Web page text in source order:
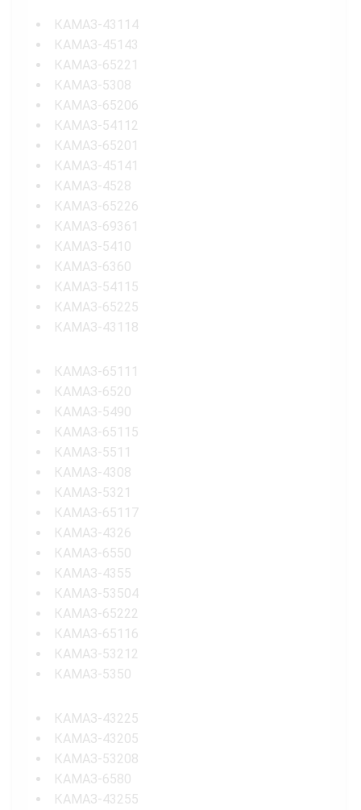
КАМАЗ-43114
КАМАЗ-45143
КАМАЗ-65221
КАМАЗ-5308
КАМАЗ-65206
КАМАЗ-54112
КАМАЗ-65201
КАМАЗ-45141
КАМАЗ-4528
КАМАЗ-65226
КАМАЗ-69361
КАМАЗ-5410
КАМАЗ-6360
КАМАЗ-54115
КАМАЗ-65225
КАМАЗ-43118
КАМАЗ-65111
КАМАЗ-6520
КАМАЗ-5490
КАМАЗ-65115
КАМАЗ-5511
КАМАЗ-4308
КАМАЗ-5321
КАМАЗ-65117
КАМАЗ-4326
КАМАЗ-6550
КАМАЗ-4355
КАМАЗ-53504
КАМАЗ-65222
КАМАЗ-65116
КАМАЗ-53212
КАМАЗ-5350
КАМАЗ-43225
КАМАЗ-43205
КАМАЗ-53208
КАМАЗ-6580
КАМАЗ-43255